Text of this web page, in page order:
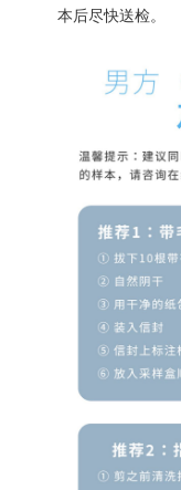
本后尽快送检。